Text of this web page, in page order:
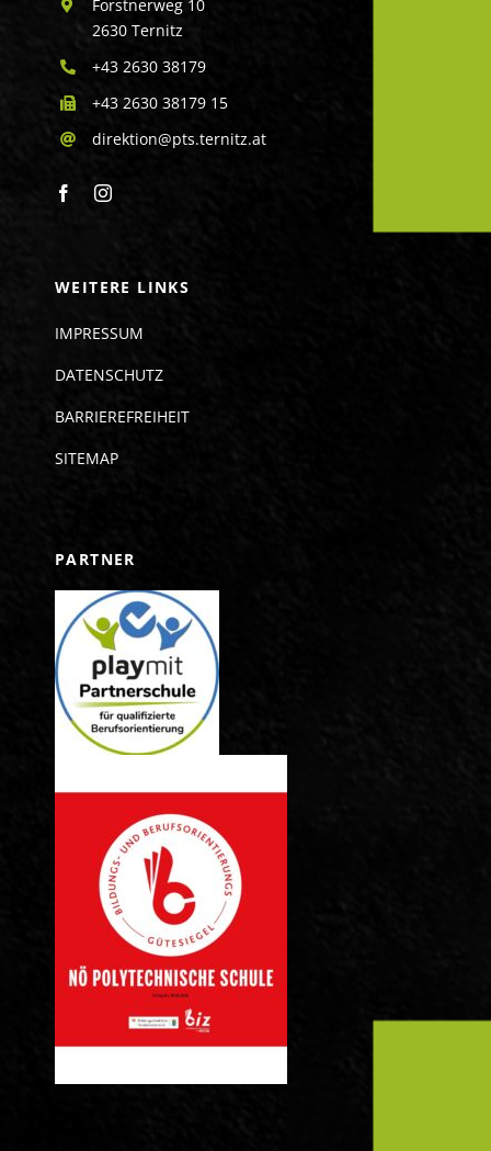
Forstnerweg 10
2630 Ternitz
+43 2630 38179
+43 2630 38179 15
direktion@pts.ternitz.at
WEITERE LINKS
IMPRESSUM
DATENSCHUTZ
BARRIEREFREIHEIT
SITEMAP
PARTNER